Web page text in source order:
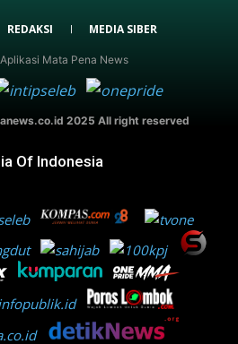
REDAKSI MEDIA SIBER
Mata Pena News
2025 All right reserved
Of Indonesia